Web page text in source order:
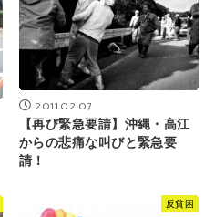
2011.02.07
【再び緊急要請】沖縄・高江
からの悲痛な叫びと緊急要
請！
反貧困